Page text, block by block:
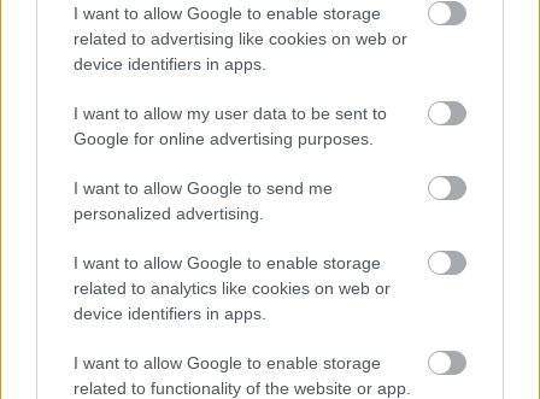
I want to allow Google to enable storage
related to advertising like cookies on web or
device identifiers in apps.
I want to allow my user data to be sent to
Google for online advertising purposes.
I want to allow Google to send me
personalized advertising.
I want to allow Google to enable storage
related to analytics like cookies on web or
device identifiers in apps.
I want to allow Google to enable storage
related to functionality of the website or app.
Az MTV Pécsi Stúdió múltja, jelene és
jövője - A KTV vendége Békés Sándor
tomikgb•2014. május 17.